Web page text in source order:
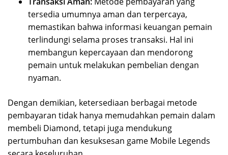
tersedia umumnya aman dan terpercaya,
memastikan bahwa informasi keuangan pemain
terlindungi selama proses transaksi. Hal ini
membangun kepercayaan dan mendorong
pemain untuk melakukan pembelian dengan
nyaman.
Dengan demikian, ketersediaan berbagai metode
pembayaran tidak hanya memudahkan pemain dalam
membeli Diamond, tetapi juga mendukung
pertumbuhan dan kesuksesan game Mobile Legends